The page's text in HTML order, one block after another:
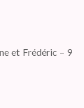
et Frédéric – 9